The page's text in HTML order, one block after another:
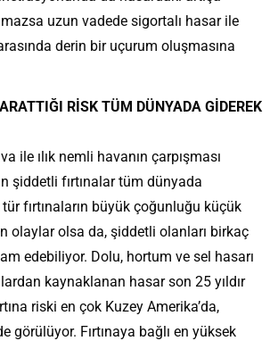
uzun vadede sigortalı hasar ile
derin bir uçurum oluşmasına
RİSK TÜM DÜNYADA GİDEREK
ile ılık nemli havanın çarpışması
şiddetli fırtınalar tüm dünyada
tür fırtınaların büyük çoğunluğu küçük
olaylar olsa da, şiddetli olanları birkaç
edebiliyor. Dolu, hortum ve sel hasarı
kaynaklanan hasar son 25 yıldır
riski en çok Kuzey Amerika’da,
görülüyor. Fırtınaya bağlı en yüksek